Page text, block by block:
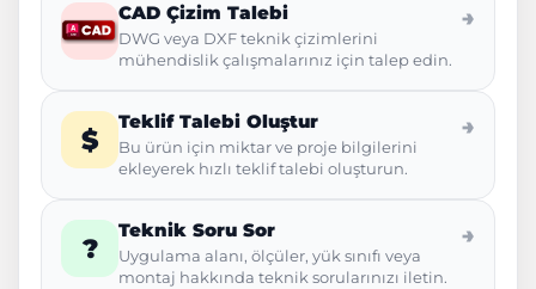
CAD Çizim Talebi
DWG veya DXF teknik çizimlerini
mühendislik çalışmalarınız için talep edin.
→
$
Teklif Talebi Oluştur
Bu ürün için miktar ve proje bilgilerini
ekleyerek hızlı teklif talebi oluşturun.
→
?
Teknik Soru Sor
Uygulama alanı, ölçüler, yük sınıfı veya
montaj hakkında teknik sorularınızı iletin.
→